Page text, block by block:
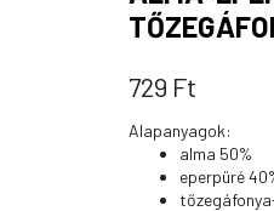
729 Ft
Alapanyagok:
alma 50%
eperpüré